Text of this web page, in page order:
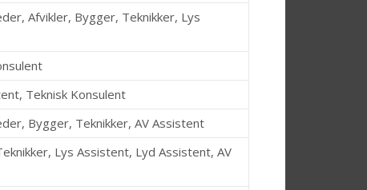
Afvikler, Bygger, Teknikker, Lys
Teknisk Konsulent
Bygger, Teknikker, AV Assistent
Lys Assistent, Lyd Assistent, AV